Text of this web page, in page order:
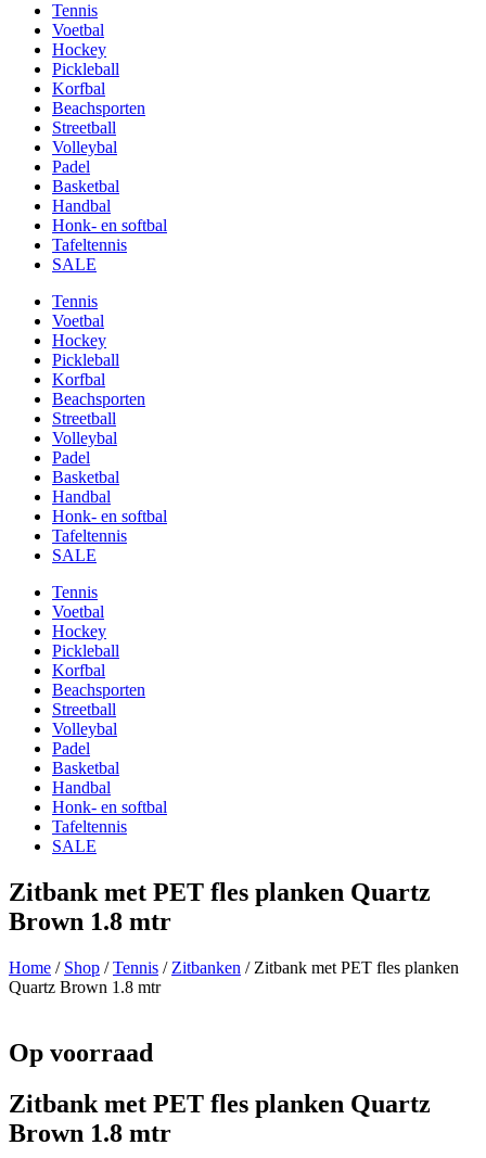
Tennis
Voetbal
Hockey
Pickleball
Korfbal
Beachsporten
Streetball
Volleybal
Padel
Basketbal
Handbal
Honk- en softbal
Tafeltennis
SALE
Tennis
Voetbal
Hockey
Pickleball
Korfbal
Beachsporten
Streetball
Volleybal
Padel
Basketbal
Handbal
Honk- en softbal
Tafeltennis
SALE
Tennis
Voetbal
Hockey
Pickleball
Korfbal
Beachsporten
Streetball
Volleybal
Padel
Basketbal
Handbal
Honk- en softbal
Tafeltennis
SALE
Zitbank met PET fles planken Quartz
Brown 1.8 mtr
Home / Shop /Tennis / Zitbanken / Zitbank met PET fles planken
Quartz Brown 1.8 mtr
Op voorraad
Zitbank met PET fles planken Quartz
Brown 1.8 mtr